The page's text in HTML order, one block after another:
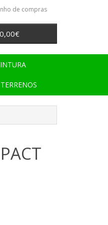
de compras